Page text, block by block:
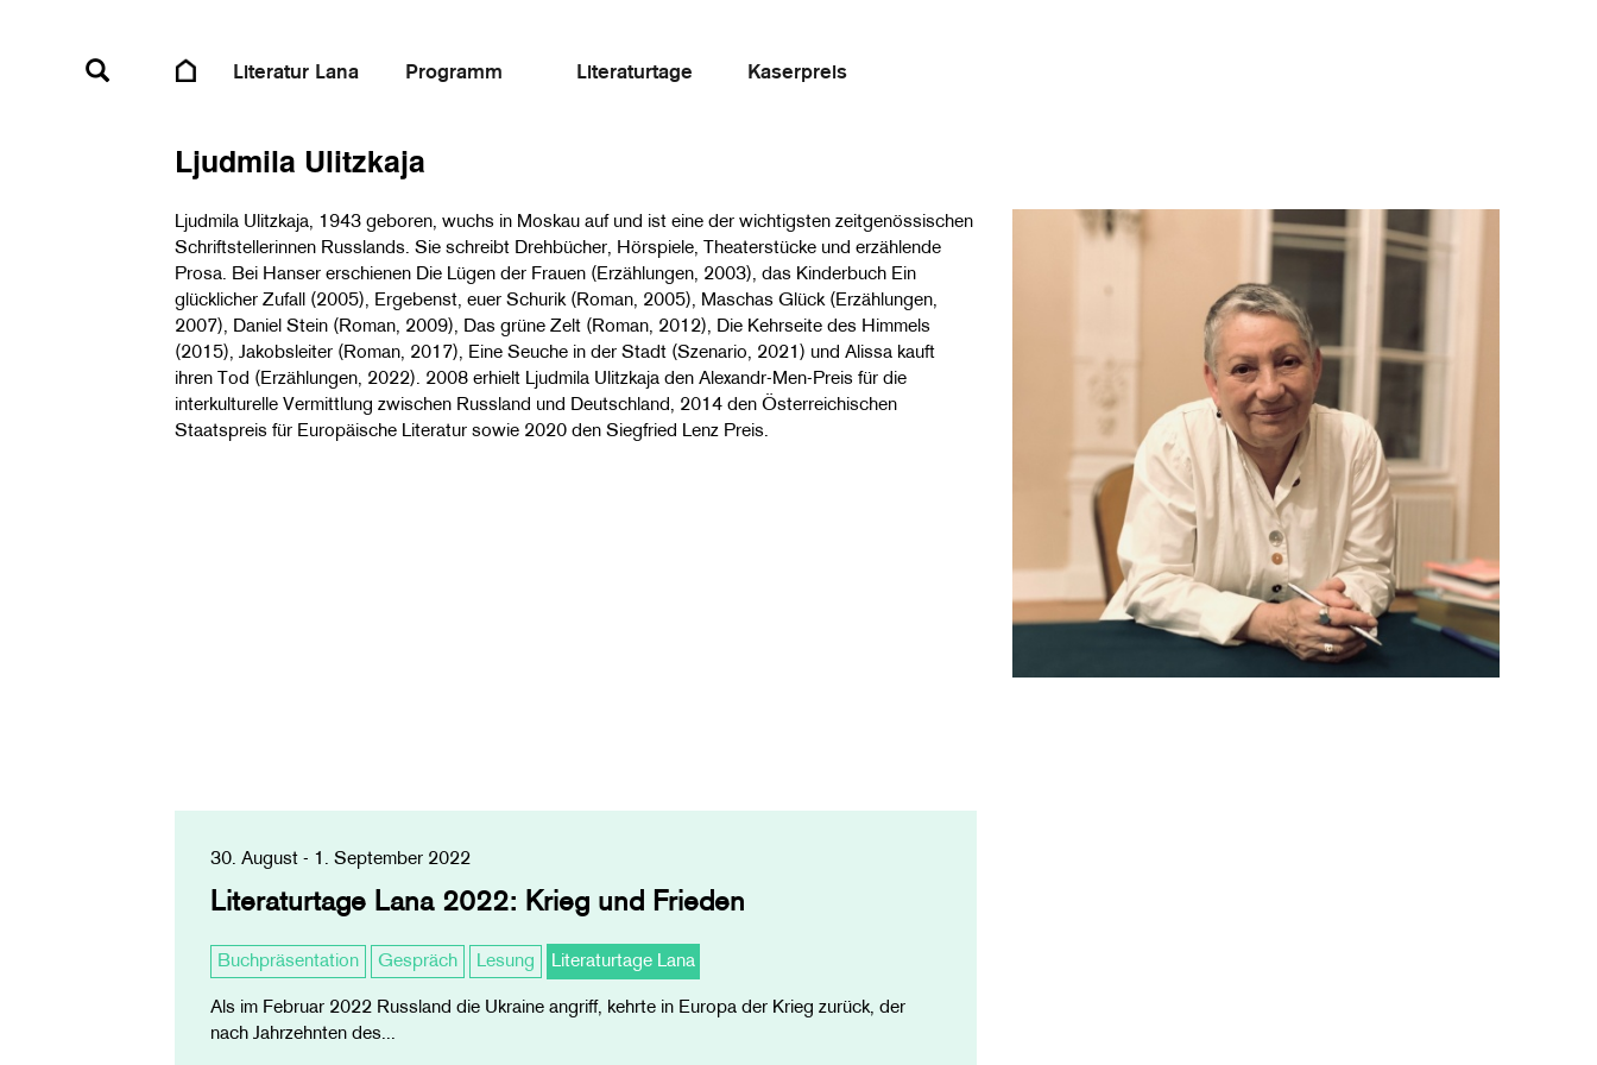
H Literatur Lana Programm Literaturtage Kaserpreis
Ljudmila Ulitzkaja
Ljudmila Ulitzkaja, 1943 geboren, wuchs in Moskau auf und ist eine der wichtigsten zeitgenössischen
Schriftstellerinnen Russlands. Sie schreibt Drehbücher, Hörspiele, Theaterstücke und erzählende
Prosa. Bei Hanser erschienen Die Lügen der Frauen (Erzählungen, 2003), das Kinderbuch Ein
glücklicher Zufall (2005), Ergebenst, euer Schurik (Roman, 2005), Maschas Glück (Erzählungen,
2007), Daniel Stein (Roman, 2009), Das grüne Zelt (Roman, 2012), Die Kehrseite des Himmels
(2015), Jakobsleiter (Roman, 2017), Eine Seuche in der Stadt (Szenario, 2021) und Alissa kauft
ihren Tod (Erzählungen, 2022). 2008 erhielt Ljudmila Ulitzkaja den Alexandr-Men-Preis für die
interkulturelle Vermittlung zwischen Russland und Deutschland, 2014 den Österreichischen
Staatspreis für Europäische Literatur sowie 2020 den Siegfried Lenz Preis.
30. August - 1. September 2022
Literaturtage Lana 2022: Krieg und Frieden
Buchpräsentation Gespräch Lesung Literaturtage Lana
Als im Februar 2022 Russland die Ukraine angriff, kehrte in Europa der Krieg zurück, der
nach Jahrzehnten des...